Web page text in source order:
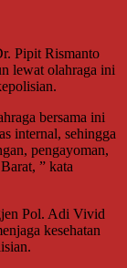
Pipit Rismanto
lewat olahraga ini
bersama ini
internal, sehingga
pengayoman,
” kata
Pol. Adi Vivid
kesehatan